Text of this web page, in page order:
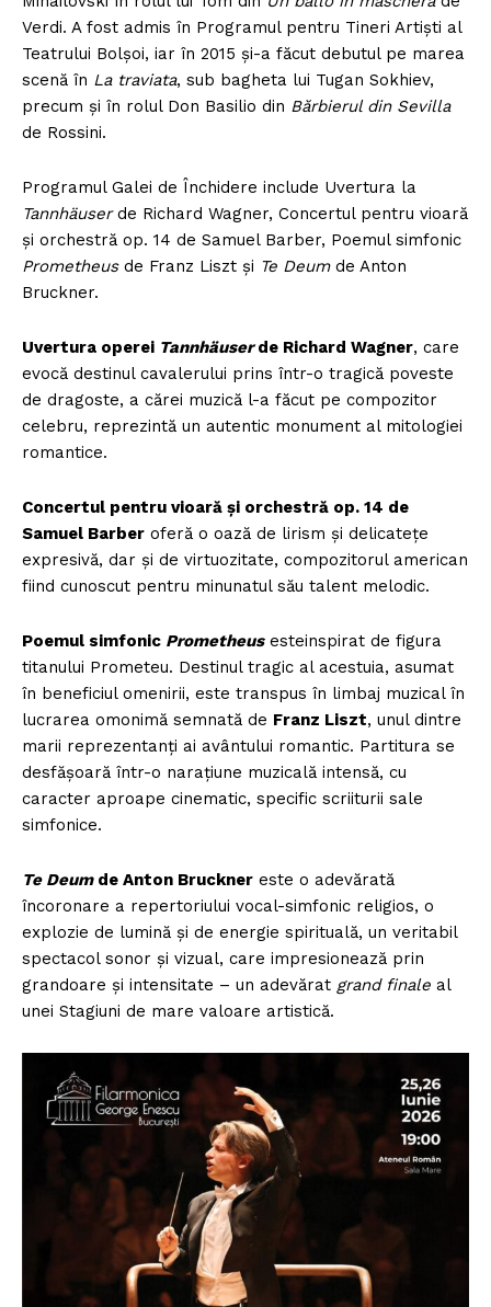
Verdi. A fost admis în Programul pentru Tineri Artiști al
Teatrului Bolșoi, iar în 2015 și-a făcut debutul pe marea
scenă în La traviata, sub bagheta lui Tugan Sokhiev,
precum și în rolul Don Basilio din Bărbierul din Sevilla
de Rossini.
Programul Galei de Închidere include Uvertura la
Tannhäuserde Richard Wagner, Concertul pentru vioară
și orchestră op. 14 de Samuel Barber, Poemul simfonic
Prometheus de Franz Liszt și Te Deumde Anton
Bruckner.
Uvertura operei Tannhäuserde Richard Wagner, care
evocă destinul cavalerului prins într-o tragică poveste
de dragoste, a cărei muzică l-a făcut pe compozitor
celebru, reprezintă un autentic monument al mitologiei
romantice.
Concertul pentru vioară și orchestră op. 14 de
Samuel Barber oferă o oază de lirism și delicatețe
expresivă, dar și de virtuozitate, compozitorul american
fiind cunoscut pentru minunatul său talent melodic.
Poemul simfonic Prometheusesteinspirat de figura
titanului Prometeu. Destinul tragic al acestuia, asumat
în beneficiul omenirii, este transpus în limbaj muzical în
lucrarea omonimă semnată de Franz Liszt, unul dintre
marii reprezentanți ai avântului romantic. Partitura se
desfășoară într-o narațiune muzicală intensă, cu
caracter aproape cinematic, specific scriiturii sale
simfonice.
Te Deumde Anton Bruckner este o adevărată
încoronare a repertoriului vocal-simfonic religios, o
explozie de lumină și de energie spirituală, un veritabil
spectacol sonor și vizual, care impresionează prin
grandoare și intensitate – un adevărat grand finale al
unei Stagiuni de mare valoare artistică.